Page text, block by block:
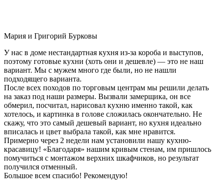
Мария и Григорий Бурковы
У нас в доме нестандартная кухня из-за короба и выступов,
поэтому готовые кухни (хоть они и дешевле) — это не наш
вариант. Мы с мужем много где были, но не нашли
подходящего варианта.
После всех походов по торговым центрам мы решили делать
на заказ под наши размеры. Вызвали замерщика, он все
обмерил, посчитал, нарисовал кухню именно такой, как
хотелось, и картинка в голове сложилась окончательно. Не
скажу, что это самый дешевый вариант, но кухня идеально
вписалась и цвет выбрала такой, как мне нравится.
Примерно через 2 недели нам установили нашу кухню-
красавицу! «Благодаря» нашим кривым стенам, им пришлось
помучиться с монтажом верхних шкафчиков, но результат
получился отменный.
Большое всем спасибо! Рекомендую!